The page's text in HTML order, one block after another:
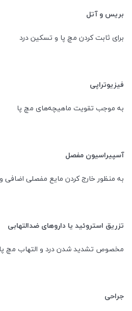
بریس و آتل
برای ثابت کردن مچ پا و تسکین درد
فیزیوتراپی
به موجب تقویت ماهیچه‌های مچ پا
آسپیراسیون مفصل
به منظور خارج کردن مایع مفصلی
تزریق استروئید یا داروهای ضدالتهابی
مخصوص تشدید شدن درد و التهاب مچ پا
جراحی